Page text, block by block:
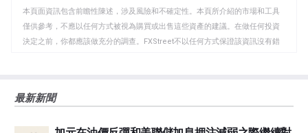
板
本頁面資訊包含前瞻性陳述，涉及風險和不確定性。本頁所介紹的市場和工具
僅供參考，不應以任何方式被視為購買或出售這些資產的建議。在做任何投資
決定之前，你都應該做充分的調查。FXStreet不以任何方式保證該資訊沒有錯
觀點，並不代表FXStreet或其廣告商的官方政策或立場。作者不對本頁連結的
最新新聞